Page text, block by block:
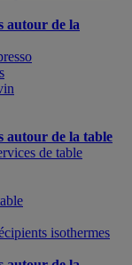
autour de la
autour de la table
de table
isothermes